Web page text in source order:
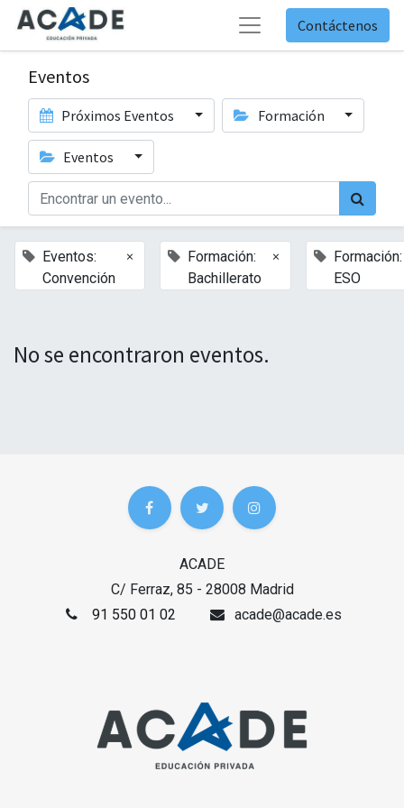
Contáctenos
Eventos
Próximos Eventos Formación
Eventos
Eventos:
Convención
×
Formación:
Bachillerato
×
Formación:
ESO
No se encontraron eventos.
ACADE
C/ Ferraz, 85 - 28008 Madrid
91 550 01 02
acade@acade.es